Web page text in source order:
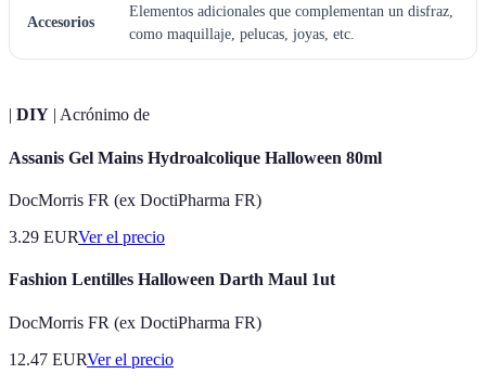
Accesorios
Elementos adicionales que complementan un disfraz,
como maquillaje, pelucas, joyas, etc.
| DIY | Acrónimo de
Assanis Gel Mains Hydroalcolique Halloween 80ml
DocMorris FR (ex DoctiPharma FR)
3.29 EURVer el precio
Fashion Lentilles Halloween Darth Maul 1ut
DocMorris FR (ex DoctiPharma FR)
12.47 EURVer el precio